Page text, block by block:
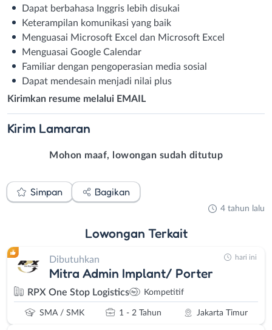
Dapat berbahasa Inggris lebih disukai
Keterampilan komunikasi yang baik
Menguasai Microsoft Excel dan Microsoft Excel
Menguasai Google Calendar
Familiar dengan pengoperasian media sosial
Dapat mendesain menjadi nilai plus
Kirimkan resume melalui EMAIL
Kirim Lamaran
Mohon maaf, lowongan sudah ditutup
Simpan Bagikan
4 tahun lalu
Lowongan Terkait
Dibutuhkan
Mitra Admin Implant/ Porter
RPX One Stop Logistics Kompetitif
SMA / SMK 1 - 2 Tahun Jakarta Timur
hari ini